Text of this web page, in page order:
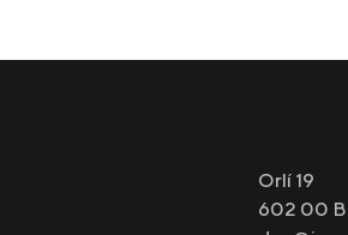
Orlí 19
602 00